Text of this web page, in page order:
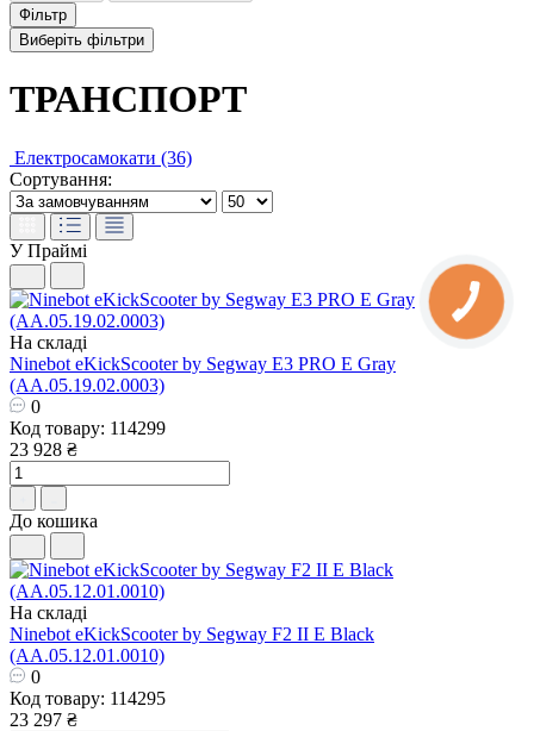
Фільтр
Виберіть фільтри
ТРАНСПОРТ
Електросамокати (36)
Сортування:
У Праймі
На складі
Ninebot eKickScooter by Segway E3 PRO E Gray
(AA.05.19.02.0003)
0
Код товару: 114299
23 928 ₴
До кошика
На складі
Ninebot eKickScooter by Segway F2 II E Black
(AA.05.12.01.0010)
0
Код товару: 114295
23 297 ₴